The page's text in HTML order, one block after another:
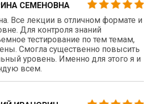
СЕМЕНОВНА
Все лекции в отличном формате и
Для контроля знаний
тестирование по тем темам,
Смогла существенно повысить
уровень. Именно для этого я и
всем.